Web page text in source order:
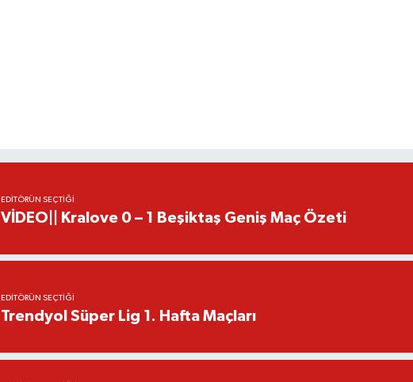
EDITÖRÜN SEÇTIĞI
VİDEO|| Kralove 0 – 1 Beşiktaş Geniş Maç Özeti
EDITÖRÜN SEÇTIĞI
Trendyol Süper Lig 1. Hafta Maçları